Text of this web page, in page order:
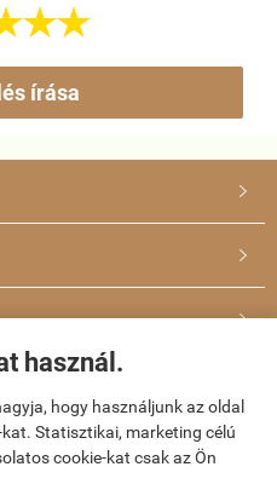
használ.
hogy használjunk az oldal
Statisztikai, marketing célú
cookie-kat csak az Ön

írása



ÁSZF-Adatkezelési tájékoztató